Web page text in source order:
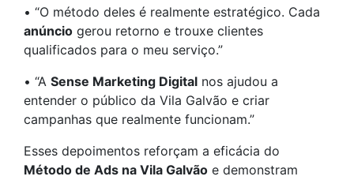
• “O método deles é realmente estratégico. Cada
anúncio gerou retorno e trouxe clientes
qualificados para o meu serviço.”
• “A Sense Marketing Digital nos ajudou a
entender o público da Vila Galvão e criar
campanhas que realmente funcionam.”
Esses depoimentos reforçam a eficácia do
Método de Ads na Vila Galvão e demonstram